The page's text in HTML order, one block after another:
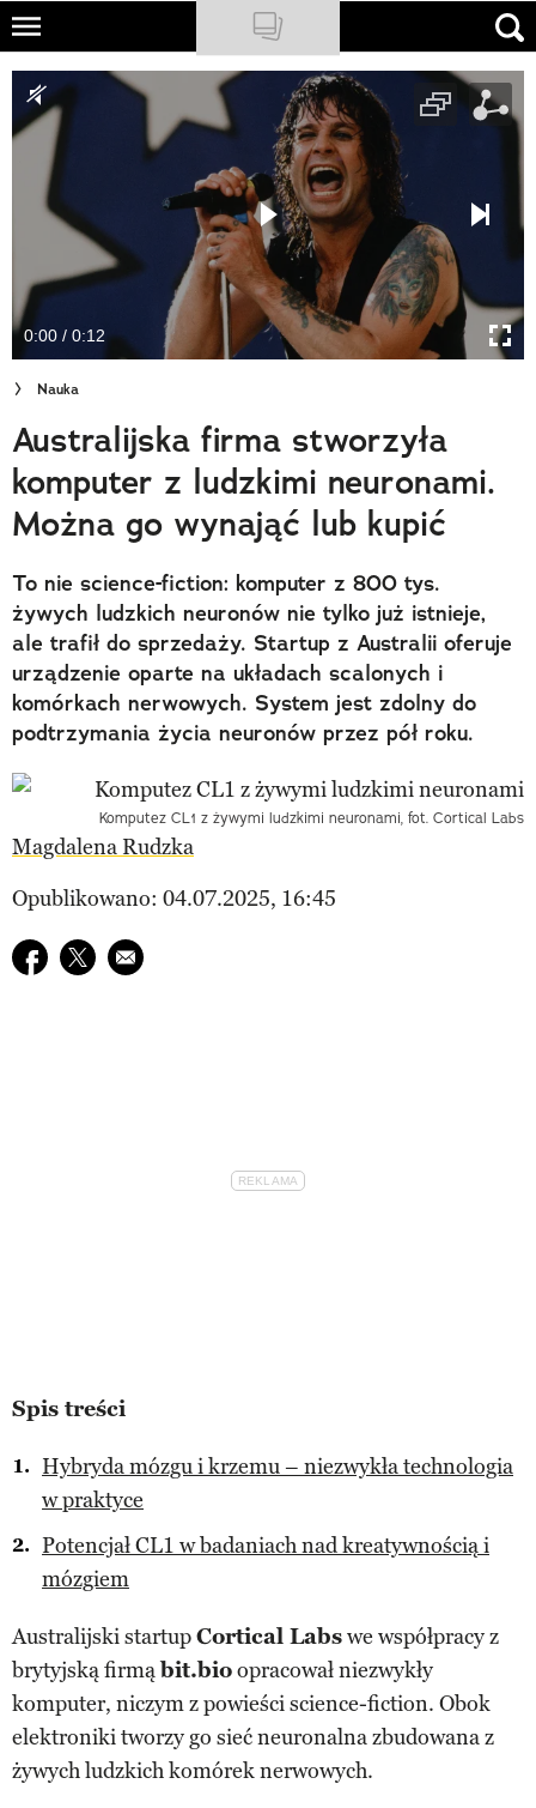
Skip
main
content
NATIONAL GEOGRAPHIC
TRAVELER
PODCASTY
Newsletter
Cuda Polski
Wielki Konkurs Fotograficzny
Trendbook Podróżniczy
Polecane
0:00 / 0:12
Nauka
Australijska firma stworzyła
komputer z ludzkimi neuronami.
Można go wynająć lub kupić
To nie science-fiction: komputer z 800 tys.
żywych ludzkich neuronów nie tylko już istnieje,
ale trafił do sprzedaży. Startup z Australii oferuje
urządzenie oparte na układach scalonych i
komórkach nerwowych. System jest zdolny do
podtrzymania życia neuronów przez pół roku.
Komputez CL1 z żywymi ludzkimi neuronami, fot. Cortical Labs
Magdalena Rudzka
Opublikowano: 04.07.2025, 16:45
Udostępnij na facebook
Udostępnij na twitter
E-mail do przyjaciela
Spis treści
Hybryda mózgu i krzemu – niezwykła technologia
w praktyce
Potencjał CL1 w badaniach nad kreatywnością i
mózgiem
Australijski startupCortical Labswe współpracy z
brytyjską firmąbit.bioopracował niezwykły
komputer, niczym z powieści science-fiction. Obok
elektroniki tworzy go sieć neuronalna zbudowana z
żywych ludzkich komórek nerwowych.